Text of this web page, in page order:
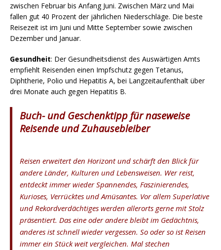
zwischen Februar bis Anfang Juni. Zwischen März und Mai
fallen gut 40 Prozent der jährlichen Niederschläge. Die beste
Reisezeit ist im Juni und Mitte September sowie zwischen
Dezember und Januar.
Gesundheit: Der Gesundheitsdienst des Auswärtigen Amts
empfiehlt Reisenden einen Impfschutz gegen Tetanus,
Diphtherie, Polio und Hepatitis A, bei Langzeitaufenthalt über
drei Monate auch gegen Hepatitis B.
Buch- und Geschenktipp für naseweise
Reisende und Zuhausebleiber
Reisen erweitert den Horizont und schärft den Blick für
andere Länder, Kulturen und Lebensweisen. Wer reist,
entdeckt immer wieder Spannendes, Faszinierendes,
Kurioses, Verrücktes und Amüsantes. Vor allem Superlative
und Rekordverdächtiges werden allerorts gerne mit Stolz
präsentiert. Das eine oder andere bleibt im Gedächtnis,
anderes ist schnell wieder vergessen. So oder so ist Reisen
immer ein Stück weit vergleichen. Mal stechen